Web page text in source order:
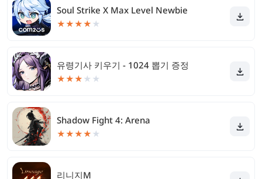
Soul Strike X Max Level Newbie
★★★★ ★
유령기사 키우기 - 1024 뽑기 증정
★★★ ★ ★
Shadow Fight 4: Arena
★★★★ ★
리니지M